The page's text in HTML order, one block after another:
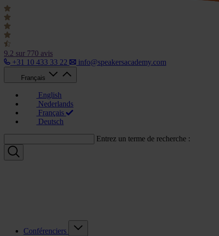
9.2 sur 770 avis
+31 10 433 33 22
info@speakersacademy.com
Français
English
Nederlands
Français
Deutsch
Entrez un terme de recherche :
Conférenciers